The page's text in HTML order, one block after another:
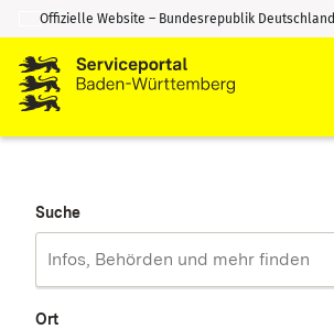
Zum Inhalt springen
Zur Suche springen
Offizielle Website – Bundesrepublik Deutschland
Suche
Ort